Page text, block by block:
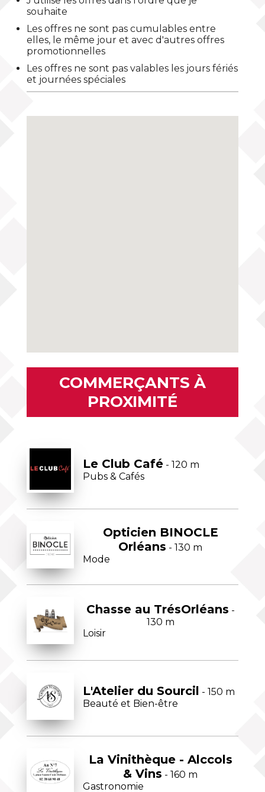
souhaite
Les offres ne sont pas cumulables entre
elles, le même jour et avec d'autres offres
promotionnelles
Les offres ne sont pas valables les jours fériés
et journées spéciales
COMMERÇANTS À
PROXIMITÉ
Le Club Café- 120 m
Pubs & Cafés
Opticien BINOCLE
Orléans - 130 m
Mode
Chasse au TrésOrléans -
130 m
Loisir
L'Atelier du Sourcil - 150 m
Beauté et Bien-être
La Vinithèque - Alccols
& Vins - 160 m
Gastronomie